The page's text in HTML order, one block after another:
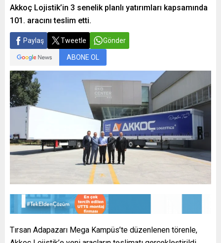
Akkoç Lojistik’in 3 senelik planlı yatırımları kapsamında
101. aracını teslim etti.
Paylaş Tweetle Gönder
ABONE OL
Tırsan Adapazarı Mega Kampüs’te düzenlenen törenle,